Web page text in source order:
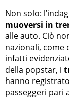
Non solo:
muoversi in
alle auto. Ciò
nazionali, come
infatti
della popstar, i
hanno
passeggeri pari